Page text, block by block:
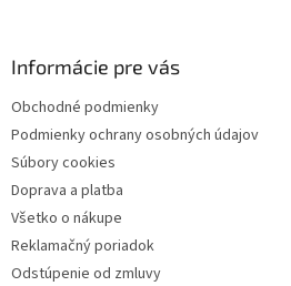
Informácie pre vás
Obchodné podmienky
Podmienky ochrany osobných údajov
Súbory cookies
Doprava a platba
Všetko o nákupe
Reklamačný poriadok
Odstúpenie od zmluvy